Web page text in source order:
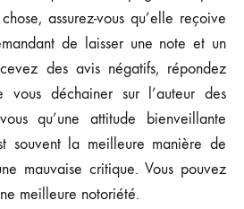
assurez-vous qu’elle reçoive
de laisser une note et un
des avis négatifs, répondez
déchainer sur l’auteur des
qu’une attitude bienveillante
souvent la meilleure manière de
mauvaise critique. Vous pouvez
meilleure notoriété.